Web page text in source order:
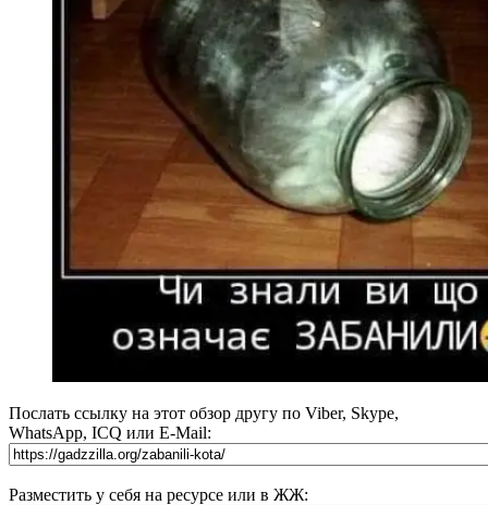
Послать ссылку на этот обзор другу по Viber, Skype,
WhatsApp, ICQ или E-Mail:
Разместить у себя на ресурсе или в ЖЖ: